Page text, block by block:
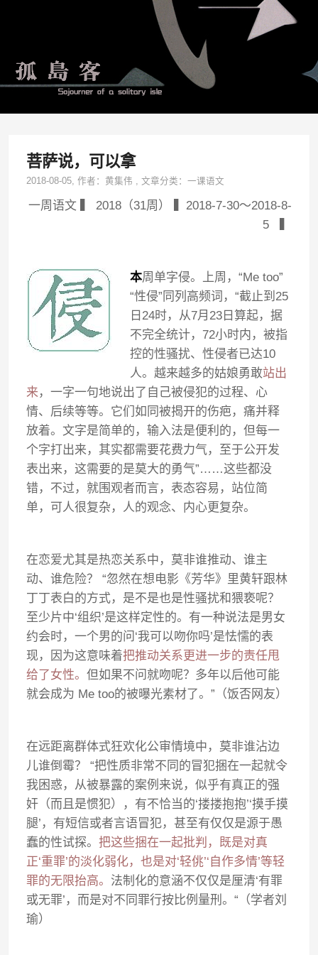
菩萨说，可以拿
2018-08-05, 作者：黄集伟 ,文章分类：一课语文
一周语文 ▍ 2018（31周） ▍2018-7-30～2018-8-
5 ▍
本周单字侵。上周，“Me too”
“性侵”同列高频词，“截止到25
日24时，从7月23日算起，据
不完全统计，72小时内，被指
控的性骚扰、性侵者已达10
人。越来越多的姑娘勇敢站出
来 ，一字一句地说出了自己被侵犯的过程、心
情、后续等等。它们如同被揭开的伤疤，痛并释
放着。文字是简单的，输入法是便利的，但每一
个字打出来，其实都需要花费力气，至于公开发
表出来，这需要的是莫大的勇气”……这些都没
错，不过，就围观者而言，表态容易，站位简
单，可人很复杂，人的观念、内心更复杂。
在恋爱尤其是热恋关系中，莫非谁推动、谁主
动、谁危险？ “忽然在想电影《芳华》里黄轩跟林
丁丁表白的方式，是不是也是性骚扰和猥亵呢？
至少片中‘组织’是这样定性的。有一种说法是男女
约会时，一个男的问‘我可以吻你吗’是怯懦的表
现，因为这意味着把推动关系更进一步的责任甩
给了女性。但如果不问就吻呢？多年以后他可能
就会成为 Me too的被曝光素材了。”（饭否网友）
在远距离群体式狂欢化公审情境中，莫非谁沾边
儿谁倒霉？ “把性质非常不同的冒犯捆在一起就令
我困惑，从被暴露的案例来说，似乎有真正的强
奸（而且是惯犯），有不恰当的‘搂搂抱抱’‘摸手摸
腿’，有短信或者言语冒犯，甚至有仅仅是源于愚
蠢的性试探。把这些捆在一起批判，既是对真
正‘重罪’的淡化弱化，也是对‘轻佻’‘自作多情’等轻
罪的无限抬高。 法制化的意涵不仅仅是厘清‘有罪
或无罪’，而是对不同罪行按比例量刑。“（学者刘
瑜）